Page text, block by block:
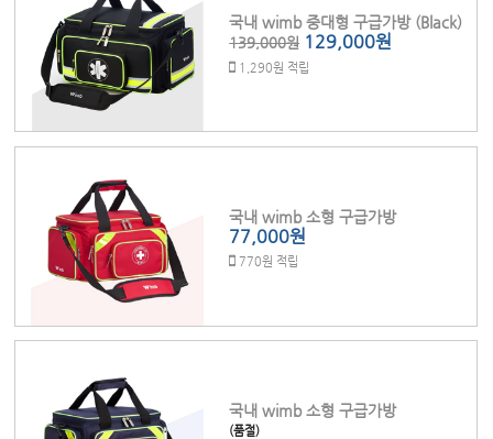
국내 wimb 중대형 구급가방 (Black)
139,000원 129,000원
1,290원 적립
국내 wimb 소형 구급가방
77,000원
770원 적립
국내 wimb 소형 구급가방
(품절)